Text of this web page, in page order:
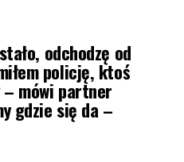
odchodzę od
policję, ktoś
– mówi partner
gdzie się da –